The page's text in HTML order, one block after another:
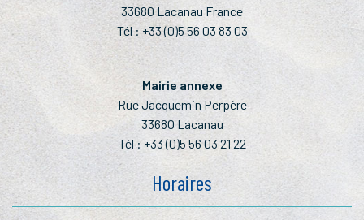
33680 Lacanau France
Tél : +33 (0)5 56 03 83 03
Mairie annexe
Rue Jacquemin Perpère
33680 Lacanau
Tél : +33 (0)5 56 03 21 22
Horaires